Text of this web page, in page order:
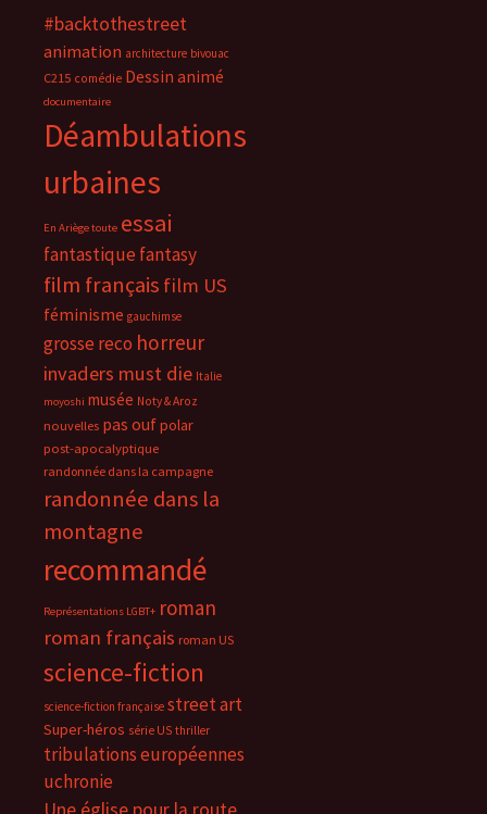
#backtothestreet
animation architecture bivouac
C215 comédie Dessin animé
documentaire
Déambulations
urbaines
En Ariège toute essai
fantastiquefantasy
film français film US
féminisme gauchimse
grosse reco horreur
invaders must die Italie
moyoshi musée Noty & Aroz
nouvelles pas oufpolar
post-apocalyptique
randonnée dans la campagne
randonnée dans la
montagne
recommandé
Représentations LGBT+ roman
roman français roman US
science-fiction
science-fiction française street art
Super-héros série US thriller
tribulations européennes
uchronie